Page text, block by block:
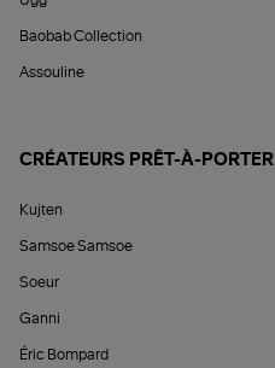
Baobab Collection
Assouline
CRÉATEURS PRÊT-À-PORTER
Kujten
Samsoe Samsoe
Soeur
Ganni
Éric Bompard